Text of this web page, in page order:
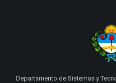
Departamento de Sistemas y